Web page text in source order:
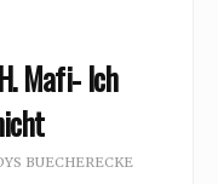
Mafi- Ich
BUECHERECKE